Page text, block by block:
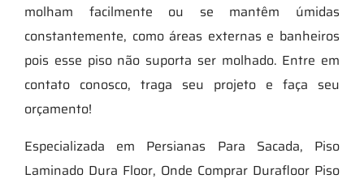
molham facilmente ou se mantêm úmidas
constantemente, como áreas externas e banheiros
pois esse piso não suporta ser molhado. Entre em
contato conosco, traga seu projeto e faça seu
orçamento!
Especializada em Persianas Para Sacada, Piso
Laminado Dura Floor, Onde Comprar Durafloor Piso